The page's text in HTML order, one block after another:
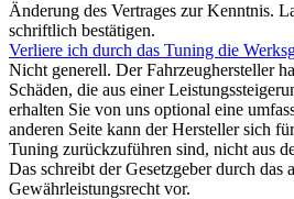
Änderung des Vertrages zur Kenntnis.
schriftlich bestätigen.
Verliere ich durch das Tuning die
Nicht generell. Der Fahrzeughersteller
Schäden, die aus einer
erhalten Sie von uns optional eine
anderen Seite kann der Hersteller sich
Tuning zurückzuführen sind, nicht aus
Das schreibt der Gesetzgeber durch das
Gewährleistungsrecht vor.